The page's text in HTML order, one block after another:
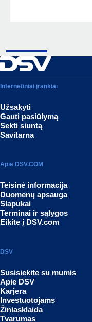
Internetiniai įrankiai
Užsakyti
Gauti pasiūlymą
Sekti siuntą
Savitarna
Apie DSV.COM
Teisinė informacija
Duomenų apsauga
Slapukai
Terminai ir sąlygos
Eikite į DSV.com
DSV
Susisiekite su mumis
Apie DSV
Karjera
Investuotojams
Žiniasklaida
Tvarumas